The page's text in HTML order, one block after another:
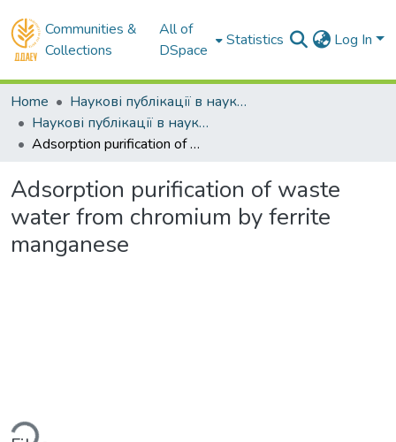
Communities &
Collections
All of
DSpace
Statistics Log In
Home
Наукові публікації в наукометричних базах Scopus та Web of Science
Наукові публікації в наукометричній базі Scopus
Adsorption purification of waste water from chromium by ferrite manganese
Adsorption purification of waste
water from chromium by ferrite
manganese